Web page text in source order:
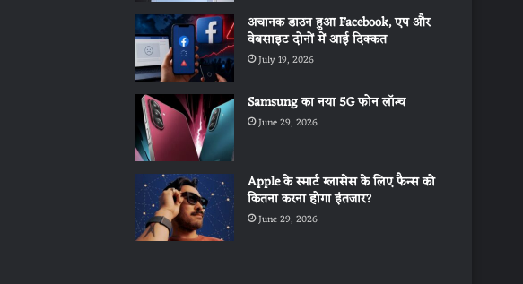
अचानक डाउन हुआ Facebook, एप और
वेबसाइट दोनों में आई दिक्कत
July 19, 2026
Samsung का नया 5G फोन लॉन्च
June 29, 2026
Apple के स्मार्ट ग्लासेस के लिए फैन्स को
कितना करना होगा इंतजार?
June 29, 2026